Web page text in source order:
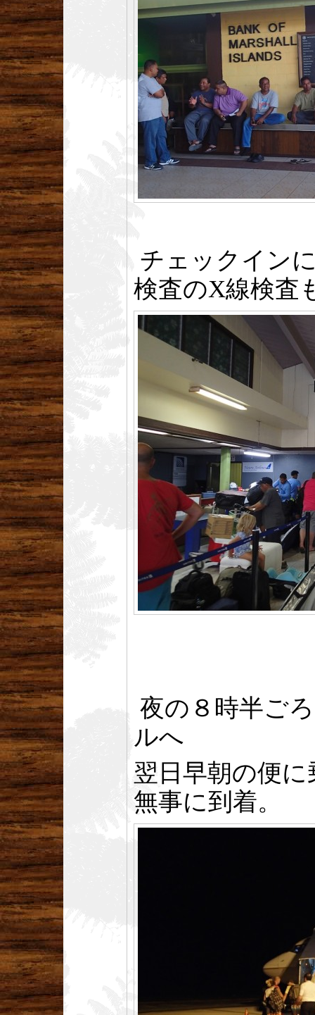
チェックイン
検査のX線検査
夜の８時半ご
ルへ
翌日早朝の便
無事に到着。